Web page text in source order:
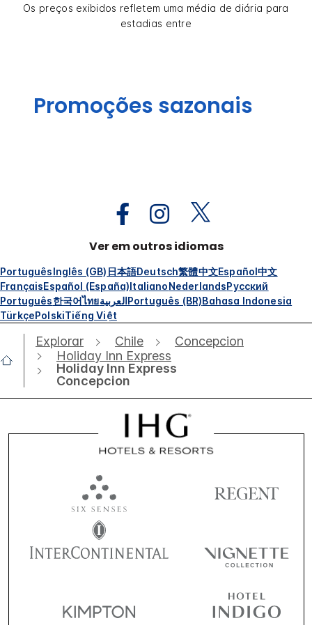
Os preços exibidos refletem uma média de diária para
estadias entre
Promoções sazonais
Ver em outros idiomas
PortuguêsInglês (GB) 日本語Deutsch繁體中文Español中文
FrançaisEspañol (España)ItalianoNederlandsРусский
Português한국어ไทยالعربيةPortuguês (BR)Bahasa Indonesia
TürkçePolskiTiếng Việt
Explorar Chile
Concepcion
Holiday Inn Express
Holiday Inn Express
Concepcion